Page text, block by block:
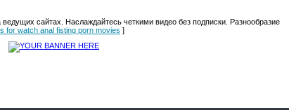
сайтах. Наслаждайтесь четкими видео без подписки. Разнообразие
for watch anal fisting porn movies ]